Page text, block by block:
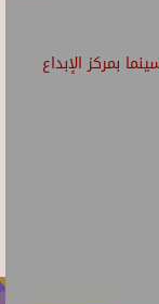
بمركز الإبداع